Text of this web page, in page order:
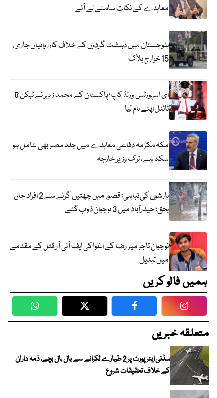
معاہدے کے نکات سامنے لے آئے
بلوچستان میں دہشت گردوں کے خلاف کارروائیاں جاری،
15 خوارج ہلاک
ای اسپورٹس ورلڈ کپ؛ پاکستان کے محمد زبیر نے ٹیکن 8
ٹائٹل اپنے نام لیا
مکہ مکرمہ دفاعی معاہدے میں جلد مصر بھی شامل ہو
سکتا ہے، ترک وزیر خارجہ
بارشوں کی تباہی؛ قصور میں چھتیں گرنے سے 2 افراد جاں
بحق؛ حیدرآباد میں 3 نوجوان ڈوب گئے
نوجوان تاجر میر رضا کے اغوا کی ایف آئی آر قتل کے مقدمے
میں تبدیل
ہمیں فالو کریں
WhatsApp Twitter Facebook
متعلقہ خبریں
سڈنی ایئرپورٹ پر 2 طیارے ٹکرانے سے بال بال بچے، ذمہ داران
کے خلاف تحقیقات شروع